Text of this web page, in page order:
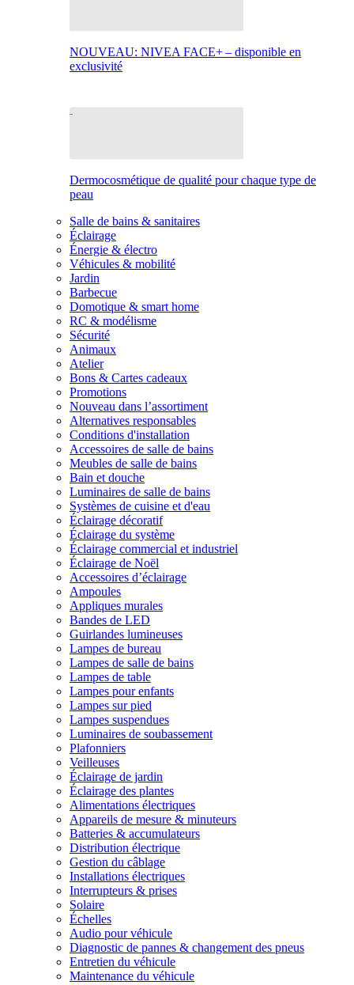
NOUVEAU: NIVEA FACE+ – disponible en
exclusivité
Dermocosmétique de qualité pour chaque type de
peau
Salle de bains & sanitaires
Éclairage
Énergie & électro
Véhicules & mobilité
Jardin
Barbecue
Domotique & smart home
RC & modélisme
Sécurité
Animaux
Atelier
Bons & Cartes cadeaux
Promotions
Nouveau dans l’assortiment
Alternatives responsables
Conditions d'installation
Accessoires de salle de bains
Meubles de salle de bains
Bain et douche
Luminaires de salle de bains
Systèmes de cuisine et d'eau
Éclairage décoratif
Éclairage du système
Éclairage commercial et industriel
Éclairage de Noël
Accessoires d’éclairage
Ampoules
Appliques murales
Bandes de LED
Guirlandes lumineuses
Lampes de bureau
Lampes de salle de bains
Lampes de table
Lampes pour enfants
Lampes sur pied
Lampes suspendues
Luminaires de soubassement
Plafonniers
Veilleuses
Éclairage de jardin
Éclairage des plantes
Alimentations électriques
Appareils de mesure & minuteurs
Batteries & accumulateurs
Distribution électrique
Gestion du câblage
Installations électriques
Interrupteurs & prises
Solaire
Échelles
Audio pour véhicule
Diagnostic de pannes & changement des pneus
Entretien du véhicule
Maintenance du véhicule